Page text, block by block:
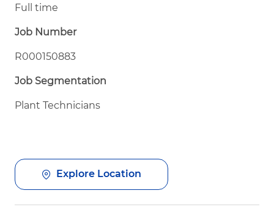
Full time
Job Number
R000150883
Job Segmentation
Plant Technicians
Explore Location